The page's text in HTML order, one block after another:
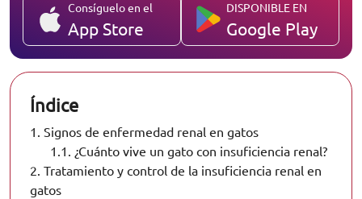
Consíguelo en el
App Store
DISPONIBLE EN
Google Play
Índice
1. Signos de enfermedad renal en gatos
1.1. ¿Cuánto vive un gato con insuficiencia renal?
2. Tratamiento y control de la insuficiencia renal en
gatos